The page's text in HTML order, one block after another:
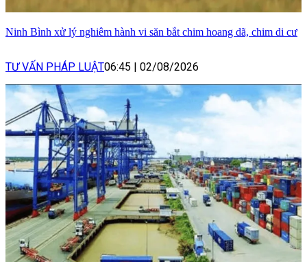
Ninh Bình xử lý nghiêm hành vi săn bắt chim hoang dã, chim di cư
TƯ VẤN PHÁP LUẬT06:45 02/08/2026